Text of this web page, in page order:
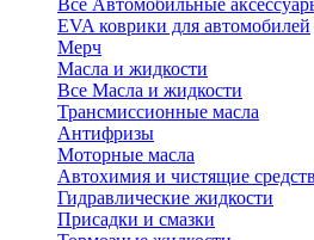
Все Автомобильные
EVA коврики для автомобилей
Мерч
Масла и жидкости
Все Масла и жидкости
Трансмиссионные масла
Антифризы
Моторные масла
Автохимия и чистящие
Гидравлические жидкости
Присадки и смазки